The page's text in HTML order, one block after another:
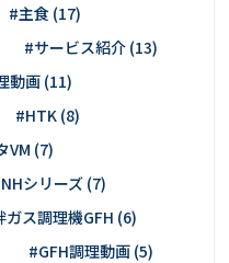
#主食 (17)
#サービス紹介 (13)
動画 (11)
#HTK (8)
VM (7)
シリーズ (7)
ス調理機GFH (6)
#GFH調理動画 (5)